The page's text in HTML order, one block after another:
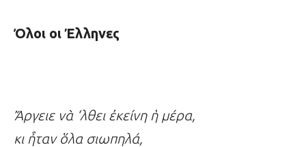
Όλοι οι Έλληνες
Ἄργειε νὰ‘λθει ἐκείνη ἡμέρα,
κι ἦταν ὅλα σιωπηλά,